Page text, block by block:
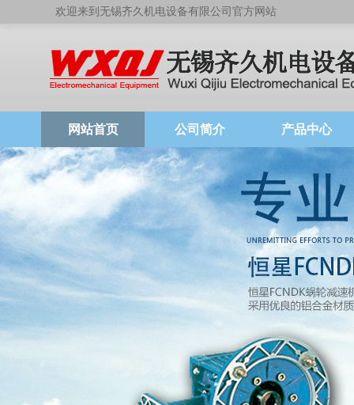
欢迎来到无锡齐久机电设备有限公司官方网站
网站首页 公司简介 产品中心